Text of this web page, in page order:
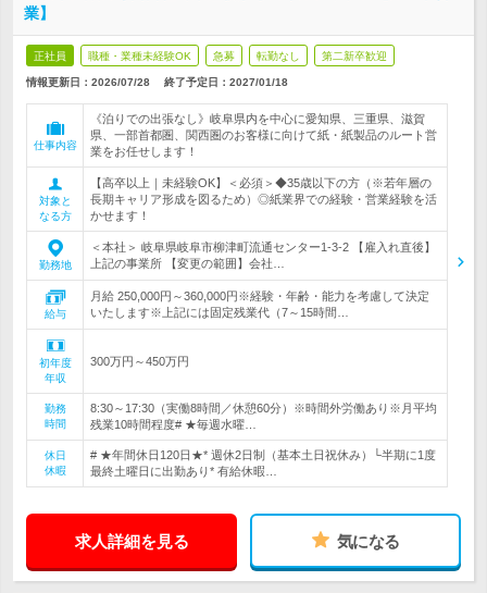
業】
正社員 職種・業種未経験OK 急募 転勤なし 第二新卒歓迎
情報更新日：2026/07/28 終了予定日： 2027/01/18
仕事内容
《泊りでの出張なし》岐阜県内を中心に愛知県、三重県、滋賀
県、一部首都圏、関西圏のお客様に向けて紙・紙製品のルート営
業をお任せします！
対象と
なる方
【高卒以上｜未経験OK】＜必須＞◆35歳以下の方（※若年層の
長期キャリア形成を図るため）◎紙業界での経験・営業経験を活
かせます！
勤務地
＜本社＞ 岐阜県岐阜市柳津町流通センター1-3-2 【雇入れ直後】
上記の事業所 【変更の範囲】会社…
給与
月給 250,000円～360,000円※経験・年齢・能力を考慮して決定
いたします※上記には固定残業代（7～15時間…
初年度
年収
300万円～450万円
勤務
時間
8:30～17:30（実働8時間／休憩60分）※時間外労働あり※月平均
残業10時間程度# ★毎週水曜…
休日
休暇
# ★年間休日120日★* 週休2日制（基本土日祝休み）└半期に1度
最終土曜日に出勤あり* 有給休暇…
求人詳細を見る 気になる